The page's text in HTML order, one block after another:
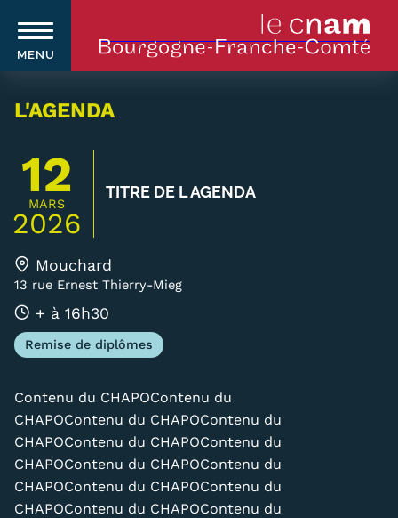
au
contenu
MENU
Navigation
principale
Qui sommes-nous ?
Le Cnam
Le Cnam en Bourgogne Franche-
Comté
Nos équipes Cnam BFC
Carte lieux et centres Cnam en
BFC
Nos centres administratifs
L'AGENDA
12
MARS
2026
TITRE DE L AGENDA
Mouchard
13 rue Ernest Thierry-Mieg
+ à 16h30
Remise de diplômes
Contenu du CHAPOContenu du
CHAPOContenu du CHAPOContenu du
CHAPOContenu du CHAPOContenu du
CHAPOContenu du CHAPOContenu du
CHAPOContenu du CHAPOContenu du
CHAPOContenu du CHAPOContenu du